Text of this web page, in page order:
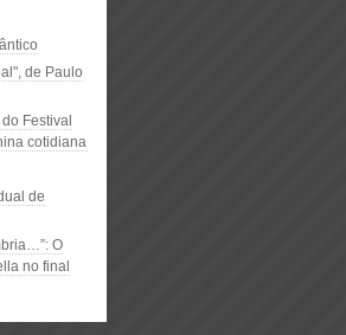
de Paulo
Festival
cotidiana
de
O
no final